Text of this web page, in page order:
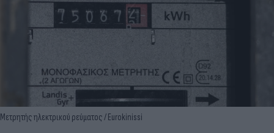
Μετρητής ηλεκτρικού ρεύματος / Eurokinissi